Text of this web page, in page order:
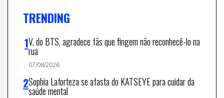
TRENDING
V, do BTS, agradece fãs que fingem não reconhecê-lo na
rua
07/08/2026
Sophia Laforteza se afasta do KATSEYE para cuidar da
saúde mental